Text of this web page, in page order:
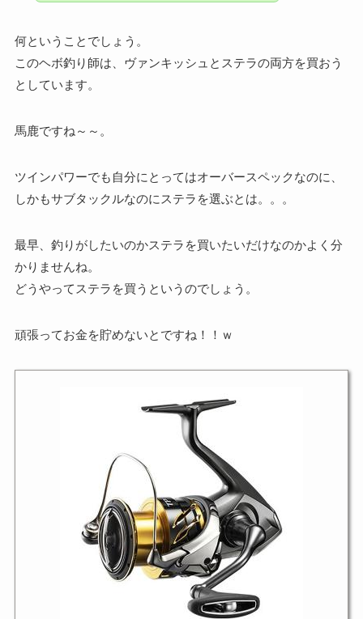
何ということでしょう。
このヘボ釣り師は、ヴァンキッシュとステラの両方を買おう
としています。
馬鹿ですね～～。
ツインパワーでも自分にとってはオーバースペックなのに、
しかもサブタックルなのにステラを選ぶとは。。。
最早、釣りがしたいのかステラを買いたいだけなのかよく分
かりませんね。
どうやってステラを買うというのでしょう。
頑張ってお金を貯めないとですね！！ｗ